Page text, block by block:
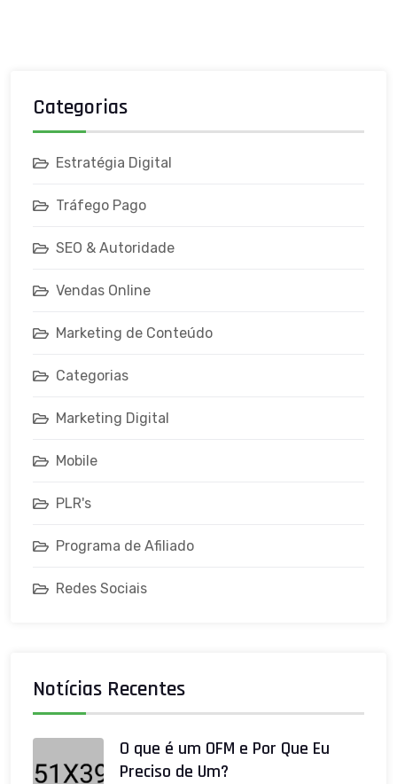
Categorias
Estratégia Digital
Tráfego Pago
SEO & Autoridade
Vendas Online
Marketing de Conteúdo
Categorias
Marketing Digital
Mobile
PLR's
Programa de Afiliado
Redes Sociais
Notícias Recentes
O que é um OFM e Por Que Eu
Preciso de Um?